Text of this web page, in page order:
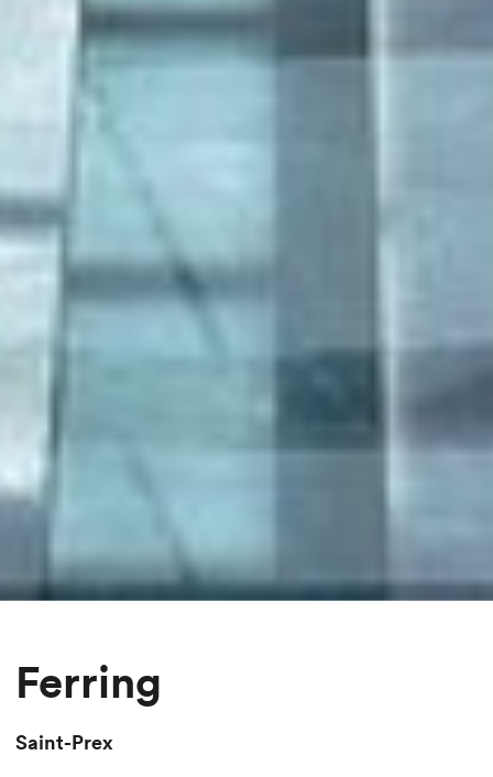
Ferring
Saint-Prex